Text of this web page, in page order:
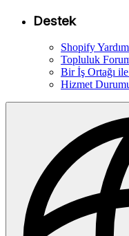
Destek
Shopify
Topluluk
Bir İş Ortağı ile
Hizmet